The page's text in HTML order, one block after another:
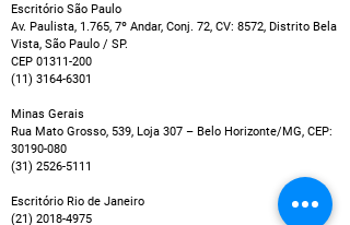
Escritório São Paulo
Av. Paulista, 1.765, 7º Andar, Conj. 72, CV: 8572, Distrito Bela
Vista, São Paulo / SP.
CEP 01311-200
(11) 3164-6301
Minas Gerais
Rua Mato Grosso, 539, Loja 307 – Belo Horizonte/MG, CEP:
30190-080
(31) 2526-5111
Escritório Rio de Janeiro
(21) 2018-4975